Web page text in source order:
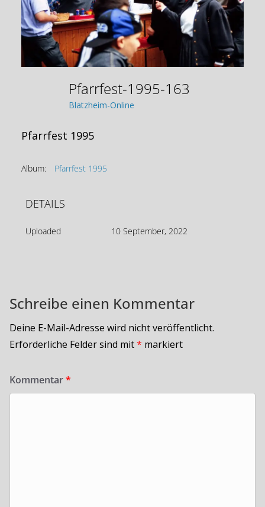
Pfarrfest-1995-163
Blatzheim-Online
Pfarrfest 1995
Album: Pfarrfest 1995
DETAILS
Uploaded 10 September, 2022
Schreibe einen Kommentar
Deine E-Mail-Adresse wird nicht veröffentlicht.
Erforderliche Felder sind mit* markiert
Kommentar*